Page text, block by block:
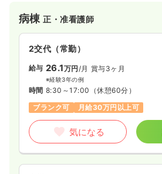
病棟正・准看護師
2交代（常勤）
給与 26.1万円 /月 賞与3ヶ月
※経験3年の例
時間 8:30～17:00 （休憩60分）
ブランク可
月給30万円以上可
気になる